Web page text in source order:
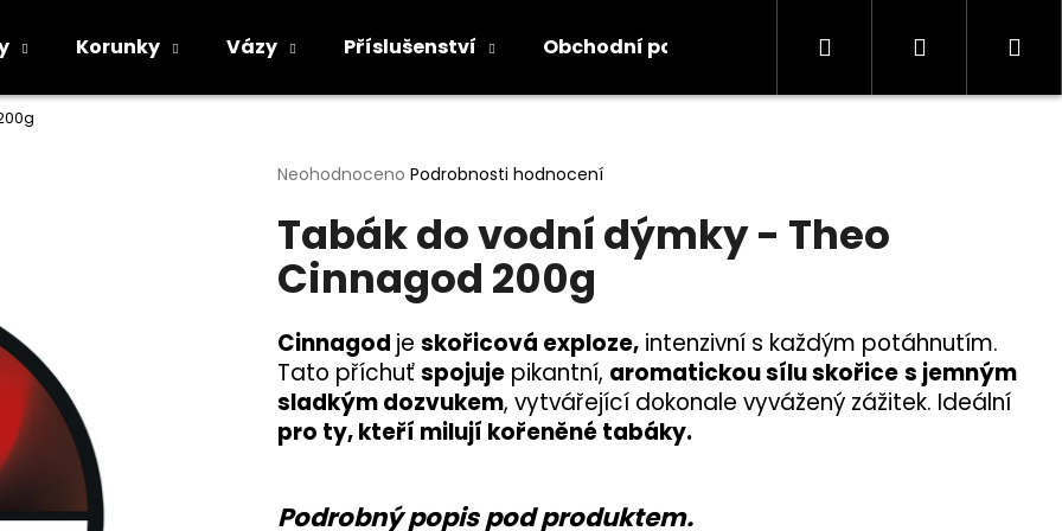
Korunky Vázy Příslušenství Obchodní podmínky Kontakty Informace
Hledat Přihlášení
Průměrné
produktu
0,0
z
hvězdiček.
Neohodnoceno Podrobnosti hodnocení
Tabák do vodní dýmky - Theo
Cinnagod 200g
Cinnagod je skořicová exploze, intenzivní s každým potáhnutím.
Tato příchuťspojuje pikantní, aromatickou sílu skořices jemným
sladkým dozvukem, vytvářející dokonale vyvážený zážitek. Ideální
pro ty, kteří milují kořeněné tabáky.
Podrobný popis pod produktem.
Co potřebujete najít?
HLEDAT